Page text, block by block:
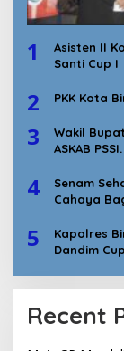
1
Asisten II
Santi Cup I
2 PKK Kota
3
Wakil
ASKAB PSSI.
4
Senam
Cahaya
5
Kapolres
Dandim
Recent